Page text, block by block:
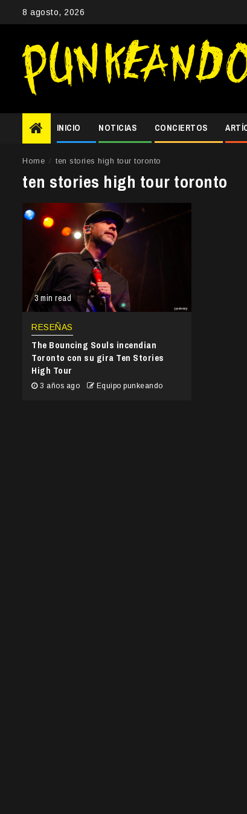
8 agosto, 2026
INICIO NOTICIAS CONCIERTOS
Home ten stories high tour toronto
ten stories high tour toronto
3 min read
RESEÑAS
The Bouncing Souls incendian
Toronto con su gira Ten Stories
High Tour
3 años ago Equipo punkeando